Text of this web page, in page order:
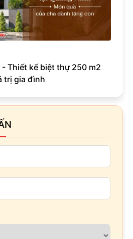
Thiết kế biệt thự 250 m2
trị gia đình